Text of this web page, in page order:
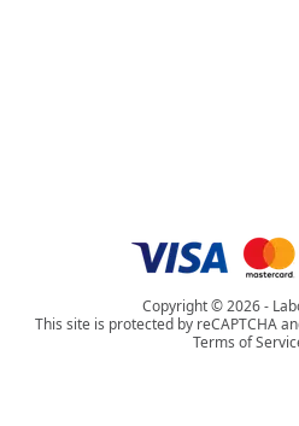
Copyright © 2026 -
This site is protected by reCAPTCHA
Terms of